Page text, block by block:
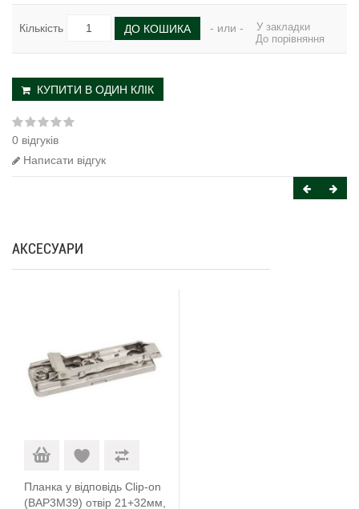
Кількість ДО КОШИКА - или -
У закладки
До порівняння
КУПИТИ В ОДИН КЛІК
0 відгуків
Написати відгук
АКСЕСУАРИ
Планка у відповідь Clip-on
(BAP3M39) отвір 21+32мм,